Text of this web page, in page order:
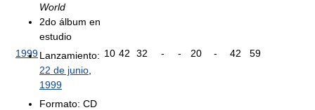
1999
World
2do álbum en
estudio
Lanzamiento:
22 de junio
1999
Formato: CD
10 42 32 - - 20 - 42 59